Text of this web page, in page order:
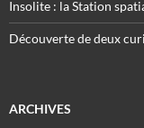
Insolite : la Station
Découverte de deux
ARCHIVES